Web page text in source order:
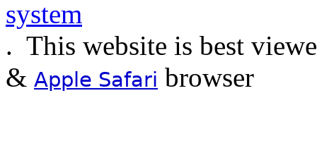
. This website is best
& Apple Safari browser